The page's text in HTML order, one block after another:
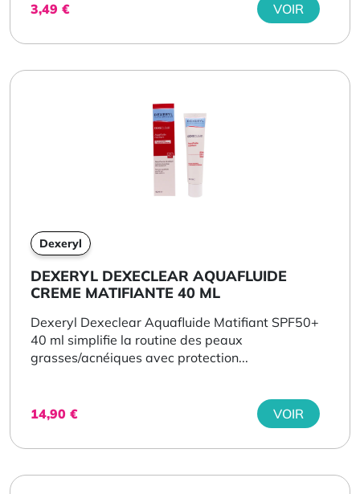
3,49 € VOIR
Dexeryl
DEXERYL DEXECLEAR AQUAFLUIDE
CREME MATIFIANTE 40 ML
Dexeryl Dexeclear Aquafluide Matifiant SPF50+
40 ml simplifie la routine des peaux
grasses/acnéiques avec protection...
14,90 € VOIR